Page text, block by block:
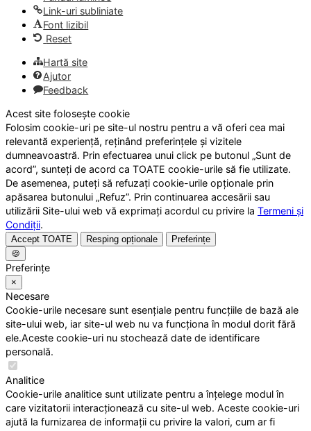
Link-uri subliniate
Font lizibil
Reset
Hartă site
Ajutor
Feedback
Acest site folosește cookie
Folosim cookie-uri pe site-ul nostru pentru a vă oferi cea mai
relevantă experiență, reținând preferințele și vizitele
dumneavoastră. Prin efectuarea unui click pe butonul „Sunt de
acord”, sunteți de acord ca TOATE cookie-urile să fie utilizate.
De asemenea, puteți să refuzați cookie-urile opționale prin
apăsarea butonului „Refuz”. Prin continuarea accesării sau
utilizării Site-ului web vă exprimați acordul cu privire la Termeni și
Condiții.
Accept TOATE Resping opționale
Preferințe
🍪
Preferințe
×
Necesare
Cookie-urile necesare sunt esențiale pentru funcțiile de bază ale
site-ului web, iar site-ul web nu va funcționa în modul dorit fără
ele.Aceste cookie-uri nu stochează date de identificare
personală.
Analitice
Cookie-urile analitice sunt utilizate pentru a înțelege modul în
care vizitatorii interacționează cu site-ul web. Aceste cookie-uri
ajută la furnizarea de informații cu privire la valori, cum ar fi